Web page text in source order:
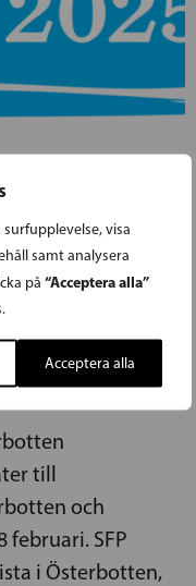
visa
samt analysera
på “Acceptera alla”
Acceptera alla
SINA
till
och
februari. SFP
i Österbotten,